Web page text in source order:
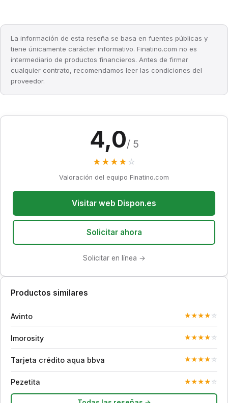
La información de esta reseña se basa en fuentes públicas y
tiene únicamente carácter informativo. Finatino.com no es
intermediario de productos financieros. Antes de firmar
cualquier contrato, recomendamos leer las condiciones del
proveedor.
4,0/ 5
★ ★ ★ ★ ☆
Valoración del equipo Finatino.com
Visitar web Dispon.es
Solicitar ahora
Solicitar en línea →
Productos similares
Avinto ★★★★ ☆
Imorosity ★★★★ ☆
Tarjeta crédito aqua bbva ★★★★ ☆
Pezetita ★★★★ ☆